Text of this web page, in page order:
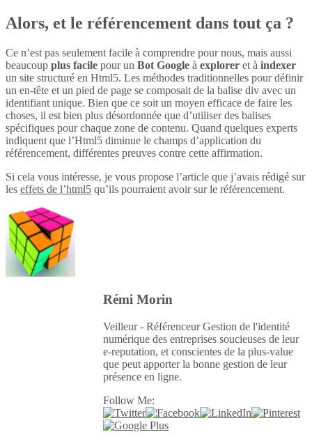
Alors, et le référencement dans tout ça ?
Ce n’est pas seulement facile à comprendre pour nous, mais aussi
beaucoup plus facile pour un Bot Google à explorer et à indexer
un site structuré en Html5. Les méthodes traditionnelles pour définir
un en-tête et un pied de page se composait de la balise div avec un
identifiant unique. Bien que ce soit un moyen efficace de faire les
choses, il est bien plus désordonnée que d’utiliser des balises
spécifiques pour chaque zone de contenu. Quand quelques experts
indiquent que l’Html5 diminue le champs d’application du
référencement, différentes preuves contre cette affirmation.
Si cela vous intéresse, je vous propose l’article que j’avais rédigé sur
les effets de l’html5 qu’ils pourraient avoir sur le référencement.
Rémi Morin
Veilleur - Référenceur Gestion de l'identité
numérique des entreprises soucieuses de leur
e-reputation, et conscientes de la plus-value
que peut apporter la bonne gestion de leur
présence en ligne.
Follow Me: